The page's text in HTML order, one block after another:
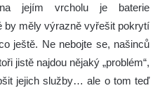
jejím vrcholu je baterie
by měly výrazně vyřešit pokrytí
ještě. Ne nebojte se, našinců
jistě najdou nějaký „problém“,
jejich služby… ale o tom teď